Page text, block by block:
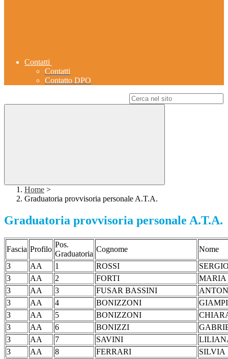
Contatti
Contatti
Contatto DPO
Home >
Graduatoria provvisoria personale A.T.A.
Graduatoria provvisoria personale A.T.A.
Fascia Profilo
Pos.
Graduatoria
Cognome
Nome
3
AA 1 ROSSI
3
AA 2 FORTI
3
AA 3 FUSAR BASSINI
3
AA 4 BONIZZONI
3
AA 5 BONIZZONI
3
AA 6 BONIZZI
3
AA 7 SAVINI
3
AA 8 FERRARI